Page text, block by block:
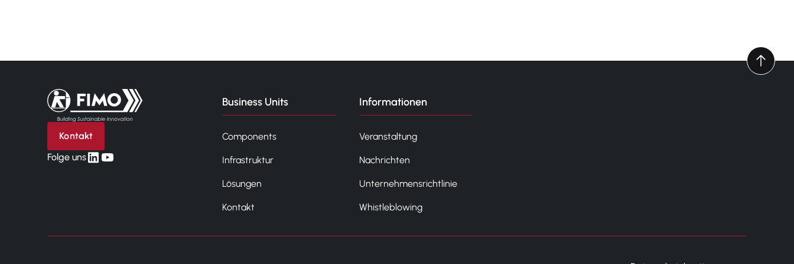
Zurück zur Startseite
Kontakt
Folge unslinkedin
yt
Business Units
Components
Infrastruktur
Lösungen
Kontakt
Informationen
Veranstaltung
Nachrichten
Unternehmensrichtlinie
Whistleblowing